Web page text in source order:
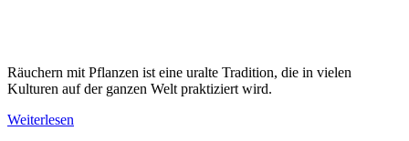
Räuchern mit Pflanzen ist eine uralte Tradition, die in vielen
Kulturen auf der ganzen Welt praktiziert wird.
Weiterlesen